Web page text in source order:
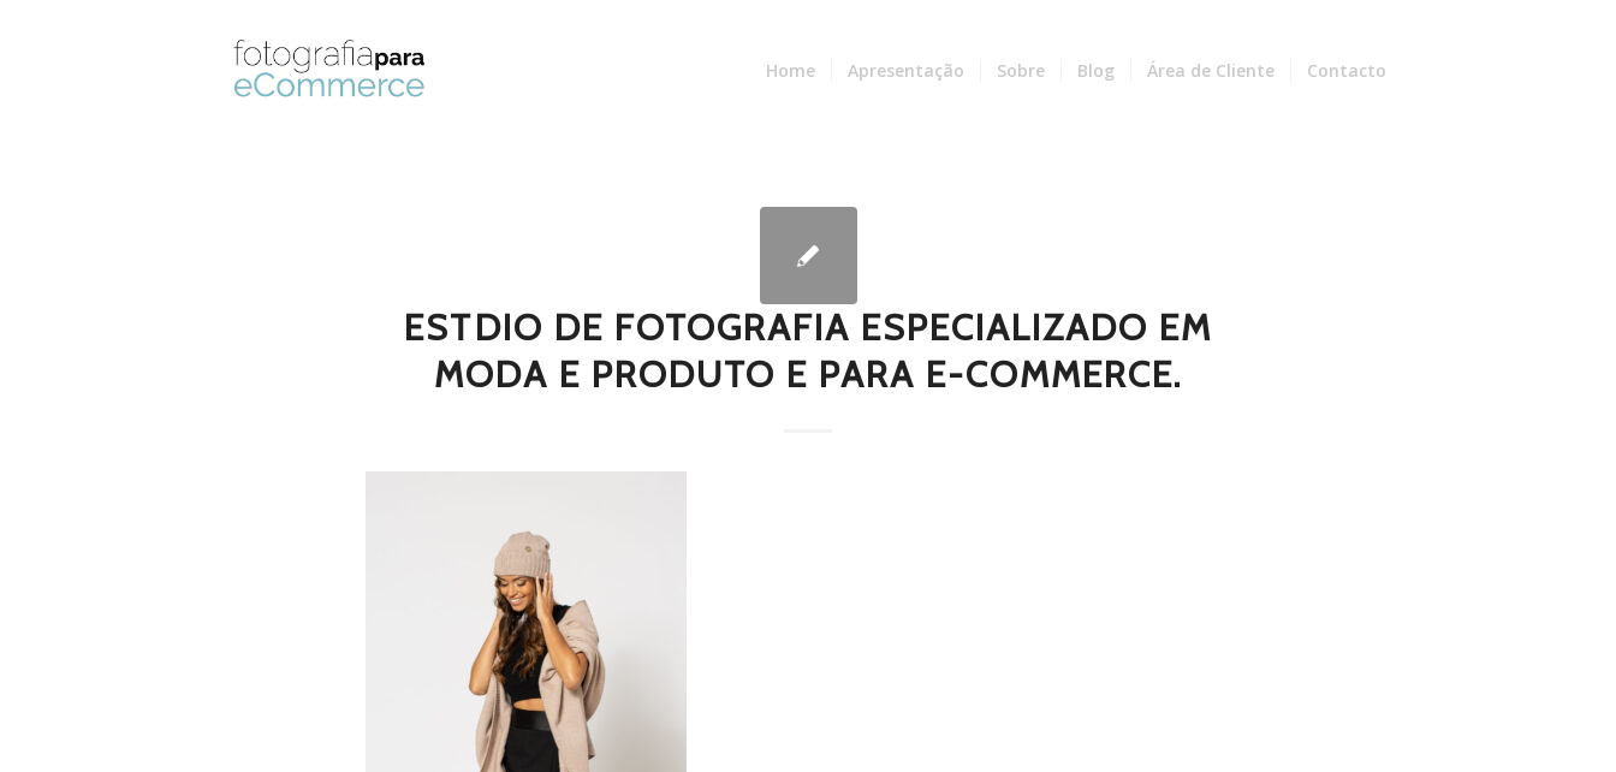
Home Apresentação Sobre Blog Área de Cliente Contacto
ESTDIO DE FOTOGRAFIA ESPECIALIZADO EM
MODA E PRODUTO E PARA E-COMMERCE.